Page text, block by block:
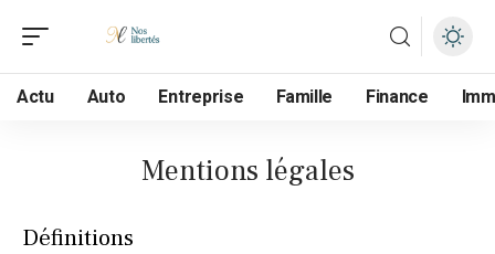
Actu Auto Entreprise Famille Finance
Mentions légales
Définitions